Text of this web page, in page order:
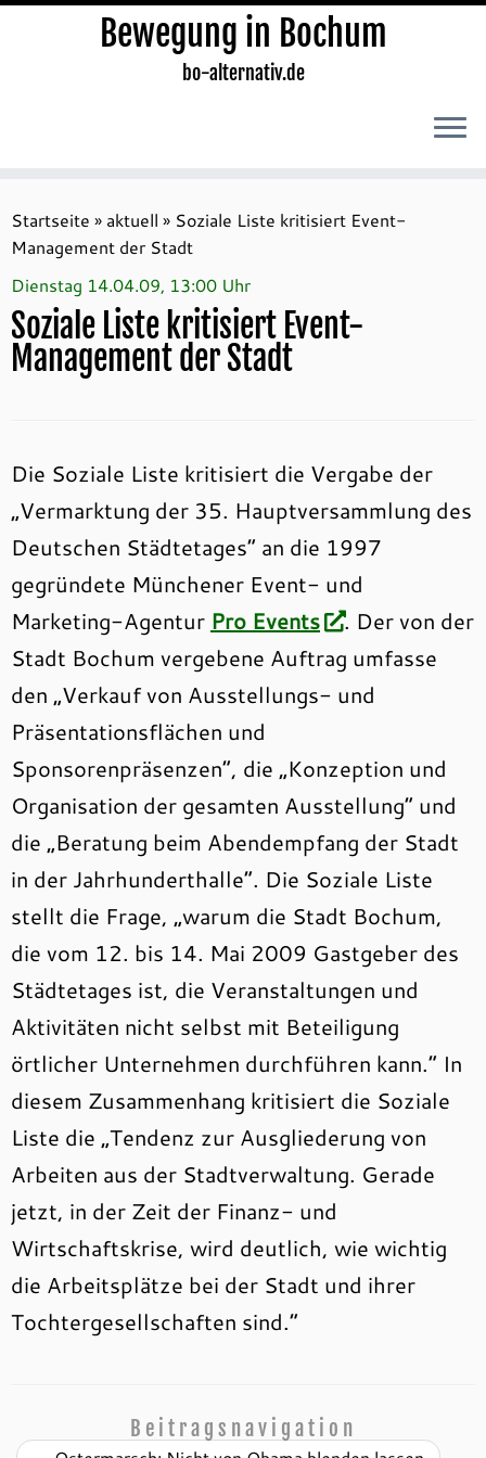
Inhalt
springen
Bewegung in Bochum
bo-alternativ.de
Startseite » aktuell » Soziale Liste kritisiert Event-
Management der Stadt
Dienstag 14.04.09, 13:00 Uhr
Soziale Liste kritisiert Event-
Management der Stadt
Die Soziale Liste kritisiert die Vergabe der
„Vermarktung der 35. Hauptversammlung des
Deutschen Städtetages“ an die 1997
gegründete Münchener Event- und
Marketing-Agentur Pro Events
. Der von der
Stadt Bochum vergebene Auftrag umfasse
den „Verkauf von Ausstellungs- und
Präsentationsflächen und
Sponsorenpräsenzen“, die „Konzeption und
Organisation der gesamten Ausstellung“ und
die „Beratung beim Abendempfang der Stadt
in der Jahrhunderthalle“. Die Soziale Liste
stellt die Frage, „warum die Stadt Bochum,
die vom 12. bis 14. Mai 2009 Gastgeber des
Städtetages ist, die Veranstaltungen und
Aktivitäten nicht selbst mit Beteiligung
örtlicher Unternehmen durchführen kann.“ In
diesem Zusammenhang kritisiert die Soziale
Liste die „Tendenz zur Ausgliederung von
Arbeiten aus der Stadtverwaltung. Gerade
jetzt, in der Zeit der Finanz- und
Wirtschaftskrise, wird deutlich, wie wichtig
die Arbeitsplätze bei der Stadt und ihrer
Tochtergesellschaften sind.“
Beitragsnavigation